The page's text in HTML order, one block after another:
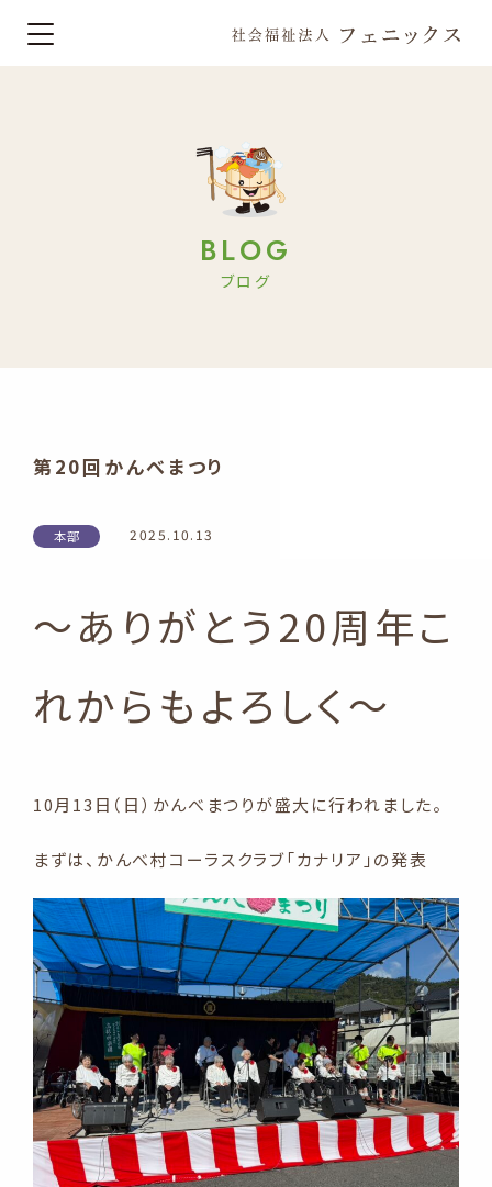
BLOG
ブログ
第20回かんべまつり
本部 2025.10.13
～ありがとう20周年こ
れからもよろしく～
10月13日（日）かんべまつりが盛大に行われました。
まずは、かんべ村コーラスクラブ「カナリア」の発表